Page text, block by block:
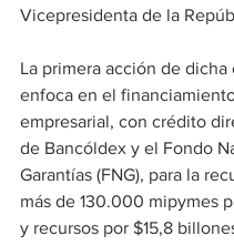
Vicepresidenta de la
La primera acción de dicha
enfoca en el
empresarial, con crédito
de Bancóldex y el Fondo
Garantías (FNG), para la
más de 130.000 mipymes
y recursos por $15,8